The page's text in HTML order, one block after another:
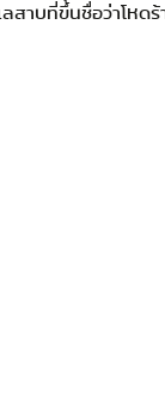
ลสาบที่ขึ้นชื่อว่าโหด